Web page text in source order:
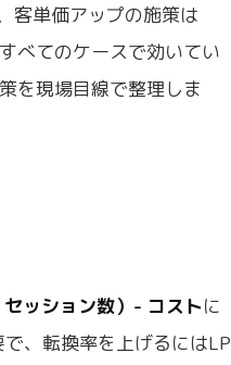
客単価アップの施策は
べてのケースで効いてい
を現場目線で整理しま
ッション数）- コストに
、転換率を上げるにはLP